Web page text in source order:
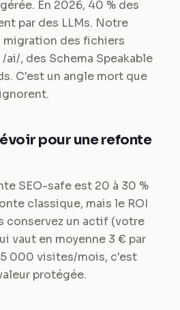
En 2026, 40 % des
par des LLMs. Notre
des fichiers
, des Schema Speakable
C'est un angle mort que
pour une refonte
SEO-safe est 20 à 30 %
classique, mais le ROI
conservez un actif (votre
vaut en moyenne 3 € par
000 visites/mois, c'est
protégée.